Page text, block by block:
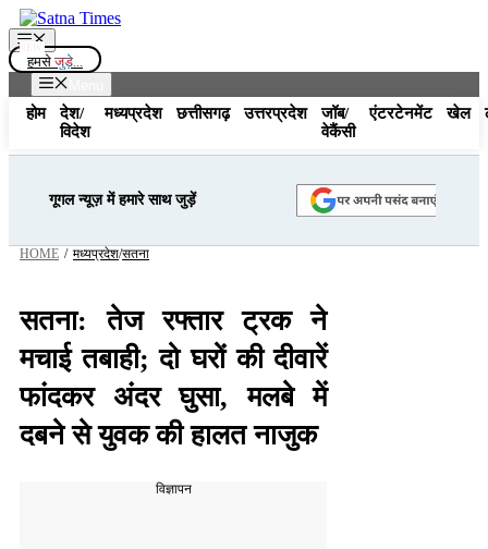
Skip
to
content
Menu
हमसे जुड़े...
होम
देश/
विदेश
मध्यप्रदेश छत्तीसगढ़ उत्तरप्रदेश
जॉब/
वेकैंसी
एंटरटेनमेंट खेल
गूगल न्यूज़ में हमारे साथ जुड़ें
HOME / मध्यप्रदेश/सतना
सतना: तेज रफ्तार ट्रक ने
मचाई तबाही; दो घरों की दीवारें
फांदकर अंदर घुसा, मलबे में
दबने से युवक की हालत नाजुक
विज्ञापन